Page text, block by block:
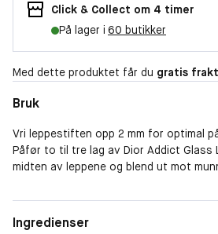
Click & Collect om 4 timer
På lager i 60 butikker
Med dette produktet får du gratis frakt
Bruk
Vri leppestiften opp 2 mm for optimal
Påfør to til tre lag av Dior Addict Glass
midten av leppene og blend ut mot
Ingredienser